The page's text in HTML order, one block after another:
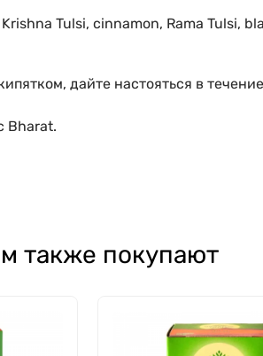
Tulsi, cinnamon, Rama Tulsi,
дайте настояться в
Bharat.
также покупают